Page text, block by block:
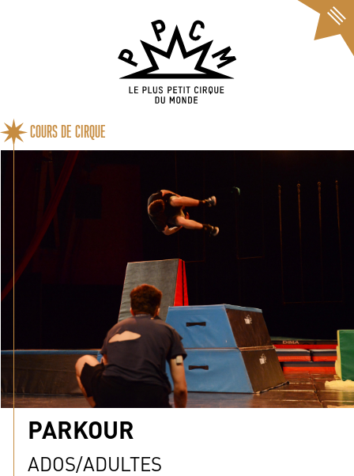
COURS DE CIRQUE
PARKOUR
ADOS/ADULTES